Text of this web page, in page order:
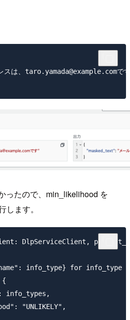
スは、taro.yamada@example.comで
ったので、min_likelihood を
します。
DlpServiceClient,
info_type} for info_type
{
info_types,
"UNLIKELY",